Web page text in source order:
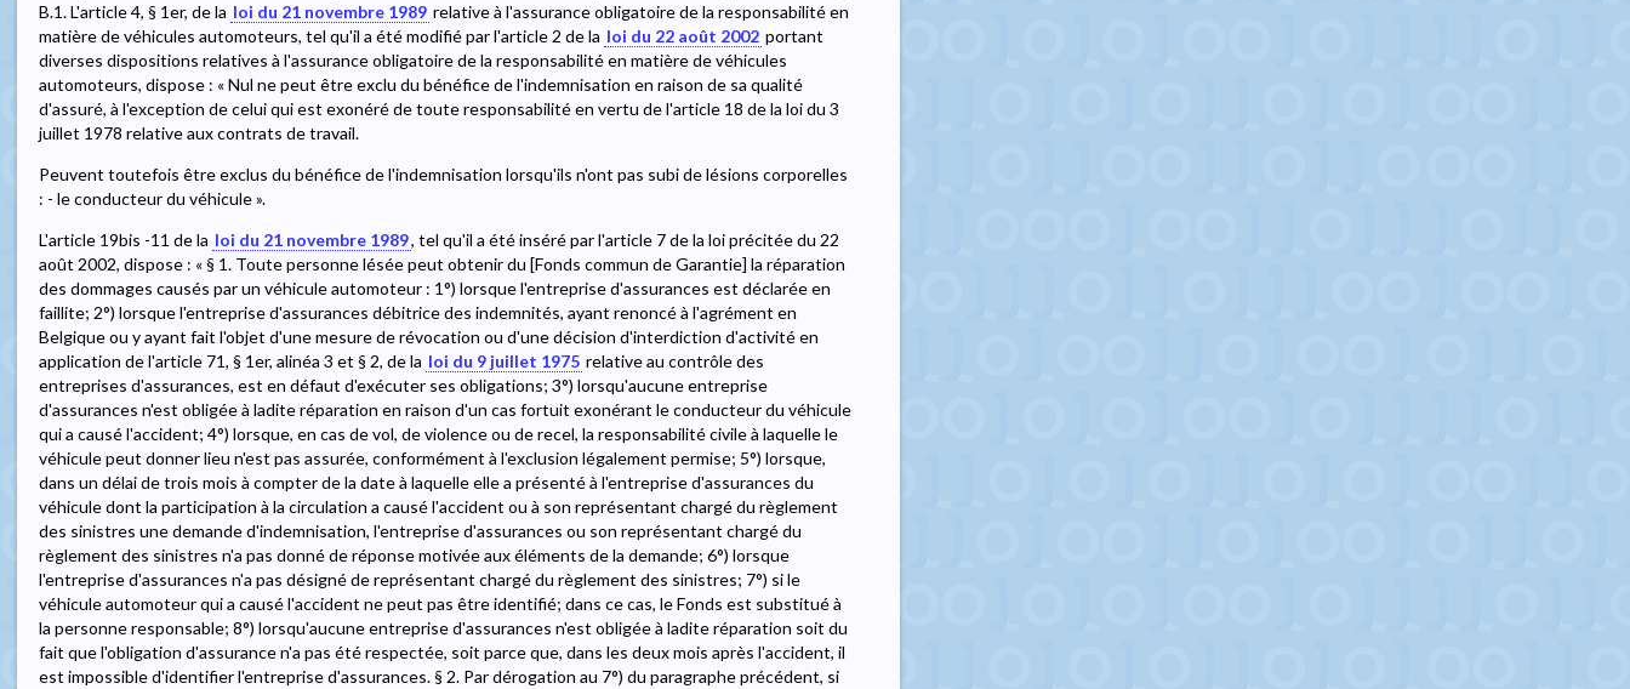
B.1. L'article 4, § 1er, de la loi du 21 novembre 1989 relative à l'assurance obligatoire de la responsabilité en
matière de véhicules automoteurs, tel qu'il a été modifié par l'article 2 de la loi du 22 août 2002 portant
diverses dispositions relatives à l'assurance obligatoire de la responsabilité en matière de véhicules
automoteurs, dispose : « Nul ne peut être exclu du bénéfice de l'indemnisation en raison de sa qualité
d'assuré, à l'exception de celui qui est exonéré de toute responsabilité en vertu de l'article 18 de la loi du 3
juillet 1978 relative aux contrats de travail.
Peuvent toutefois être exclus du bénéfice de l'indemnisation lorsqu'ils n'ont pas subi de lésions corporelles
: - le conducteur du véhicule ».
L'article 19bis -11 de la loi du 21 novembre 1989, tel qu'il a été inséré par l'article 7 de la loi précitée du 22
août 2002, dispose : « § 1. Toute personne lésée peut obtenir du [Fonds commun de Garantie] la réparation
des dommages causés par un véhicule automoteur : 1°) lorsque l'entreprise d'assurances est déclarée en
faillite; 2°) lorsque l'entreprise d'assurances débitrice des indemnités, ayant renoncé à l'agrément en
Belgique ou y ayant fait l'objet d'une mesure de révocation ou d'une décision d'interdiction d'activité en
application de l'article 71, § 1er, alinéa 3 et § 2, de la loi du 9 juillet 1975 relative au contrôle des
entreprises d'assurances, est en défaut d'exécuter ses obligations; 3°) lorsqu'aucune entreprise
d'assurances n'est obligée à ladite réparation en raison d'un cas fortuit exonérant le conducteur du véhicule
qui a causé l'accident; 4°) lorsque, en cas de vol, de violence ou de recel, la responsabilité civile à laquelle le
véhicule peut donner lieu n'est pas assurée, conformément à l'exclusion légalement permise; 5°) lorsque,
dans un délai de trois mois à compter de la date à laquelle elle a présenté à l'entreprise d'assurances du
véhicule dont la participation à la circulation a causé l'accident ou à son représentant chargé du règlement
des sinistres une demande d'indemnisation, l'entreprise d'assurances ou son représentant chargé du
règlement des sinistres n'a pas donné de réponse motivée aux éléments de la demande; 6°) lorsque
l'entreprise d'assurances n'a pas désigné de représentant chargé du règlement des sinistres; 7°) si le
véhicule automoteur qui a causé l'accident ne peut pas être identifié; dans ce cas, le Fonds est substitué à
la personne responsable; 8°) lorsqu'aucune entreprise d'assurances n'est obligée à ladite réparation soit du
fait que l'obligation d'assurance n'a pas été respectée, soit parce que, dans les deux mois après l'accident, il
est impossible d'identifier l'entreprise d'assurances. § 2. Par dérogation au 7°) du paragraphe précédent, si